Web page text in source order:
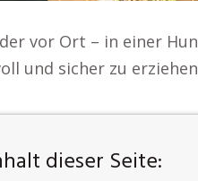
vor Ort – in einer
und sicher zu
dieser Seite: